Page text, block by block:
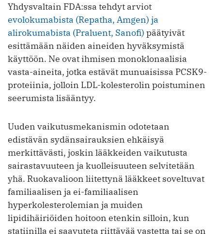
Yhdysvaltain FDA:ssa tehdyt arviot
evolokumabista (Repatha, Amgen) ja
alirokumabista (Praluent, Sanofi) päätyivät
esittämään näiden aineiden hyväksymistä
käyttöön. Ne ovat ihmisen monoklonaalisia
vasta-aineita, jotka ­estävät munuaisissa PCSK9-
proteiinia, jolloin LDL-kolesterolin poistuminen
seerumista lisääntyy.
Uuden vaikutusmekanismin odotetaan
edistävän sydänsairauksien ehkäisyä
merkittävästi, joskin lääkkeiden vaikutusta
sairastavuuteen ja kuolleisuuteen selvitetään
yhä. Ruokavalioon ­liitettynä lääkkeet soveltuvat
familiaalisen ja ei-familiaalisen
hyperkolesterolemian ja muiden
lipidihäiriöiden hoitoon etenkin silloin, kun
statiinilla ei saavuteta riittävää vastetta tai se on